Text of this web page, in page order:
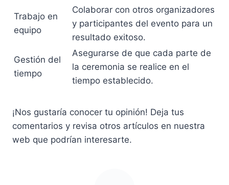
Trabajo en
equipo
Colaborar con otros organizadores
y participantes del evento para un
resultado exitoso.
Gestión del
tiempo
Asegurarse de que cada parte de
la ceremonia se realice en el
tiempo establecido.
¡Nos gustaría conocer tu opinión! Deja tus
comentarios y revisa otros artículos en nuestra
web que podrían interesarte.